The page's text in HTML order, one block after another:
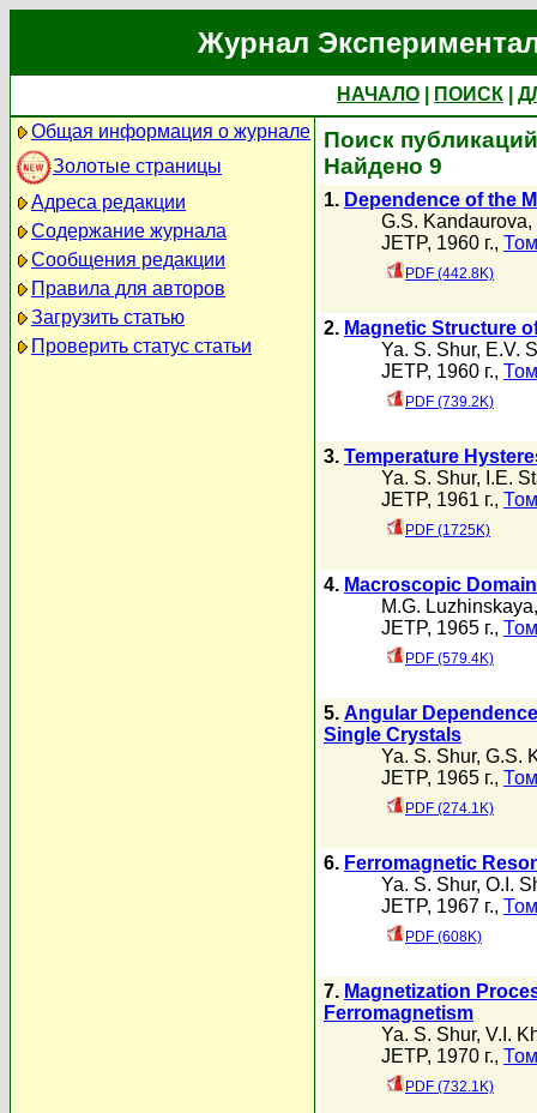
Журнал
НАЧАЛО ПОИСК
Общая информация о журнале
Золотые страницы
Адреса редакции
Содержание журнала
Сообщения редакции
Правила для авторов
Загрузить статью
Проверить статус статьи
Поиск
Найдено 9
1. Dependence of the
G.S. Kandaurova,
JETP, 1960 г.,
PDF (442.8K)
2. Magnetic Structure
Ya. S. Shur, E.V.
JETP, 1960 г.,
PDF (739.2K)
3. Temperature
Ya. S. Shur, I.E.
JETP, 1961 г.,
PDF (1725K)
4. Macroscopic
M.G. Luzhinskaya
JETP, 1965 г.,
PDF (579.4K)
5. Angular
Single Crystals
Ya. S. Shur, G.S.
JETP, 1965 г.,
PDF (274.1K)
6. Ferromagnetic
Ya. S. Shur, O.I.
JETP, 1967 г.,
PDF (608K)
7. Magnetization
Ferromagnetism
Ya. S. Shur, V.I.
JETP, 1970 г.,
PDF (732.1K)